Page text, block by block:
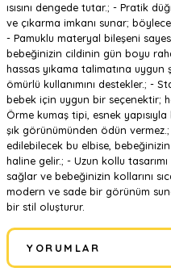
ısısını dengede tutar.; - Pratik
ve çıkarma imkanı sunar;
- Pamuklu materyal bileşeni
bebeğinizin cildinin gün boyu
hassas yıkama talimatına uygun
ömürlü kullanımını destekler.; -
bebek için uygun bir seçenektir;
Örme kumaş tipi, esnek
şık görünümünden ödün
edilebilecek bu elbise,
haline gelir.; - Uzun kollu
sağlar ve bebeğinizin kollarını
modern ve sade bir görünüm
bir stil oluşturur.
YORUMLAR